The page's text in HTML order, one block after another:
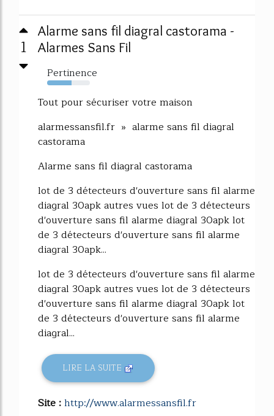
1
Alarme sans fil diagral castorama -
Alarmes Sans Fil
Pertinence
57%
Tout pour sécuriser votre maison
alarmessansfil.fr » alarme sans fil diagral
castorama
Alarme sans fil diagral castorama
lot de 3 détecteurs d'ouverture sans fil alarme
diagral 30apk autres vues lot de 3 détecteurs
d'ouverture sans fil alarme diagral 30apk lot
de 3 détecteurs d'ouverture sans fil alarme
diagral 30apk...
lot de 3 détecteurs d'ouverture sans fil alarme
diagral 30apk autres vues lot de 3 détecteurs
d'ouverture sans fil alarme diagral 30apk lot
de 3 détecteurs d'ouverture sans fil alarme
diagral...
LIRE LA SUITE
Site :http://www.alarmessansfil.fr